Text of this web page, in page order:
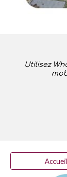
Utilisez
Accueil